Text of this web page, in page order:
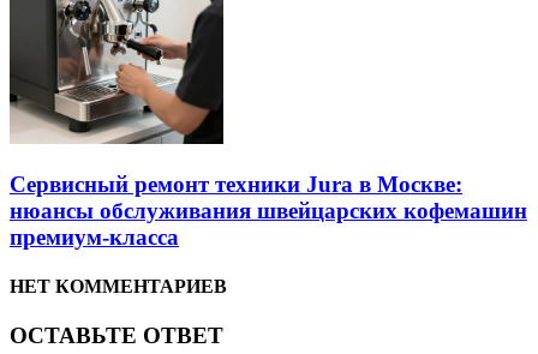
Сервисный ремонт техники Jura в Москве:
нюансы обслуживания швейцарских кофемашин
премиум-класса
НЕТ КОММЕНТАРИЕВ
ОСТАВЬТЕ ОТВЕТ